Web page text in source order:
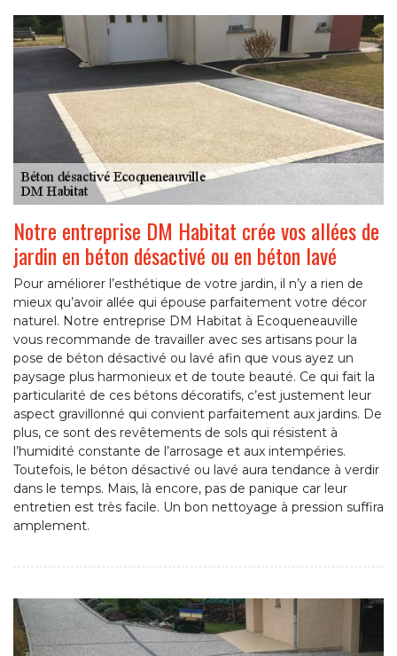
Notre entreprise DM Habitat crée vos allées de
jardin en béton désactivé ou en béton lavé
Pour améliorer l’esthétique de votre jardin, il n’y a rien de
mieux qu’avoir allée qui épouse parfaitement votre décor
naturel. Notre entreprise DM Habitat à Ecoqueneauville
vous recommande de travailler avec ses artisans pour la
pose de béton désactivé ou lavé afin que vous ayez un
paysage plus harmonieux et de toute beauté. Ce qui fait la
particularité de ces bétons décoratifs, c’est justement leur
aspect gravillonné qui convient parfaitement aux jardins. De
plus, ce sont des revêtements de sols qui résistent à
l’humidité constante de l’arrosage et aux intempéries.
Toutefois, le béton désactivé ou lavé aura tendance à verdir
dans le temps. Mais, là encore, pas de panique car leur
entretien est très facile. Un bon nettoyage à pression suffira
amplement.